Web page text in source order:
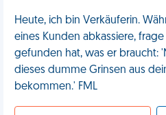
Heute, ich bin Verkäuferin.
eines Kunden abkassiere,
gefunden hat, was er braucht:
dieses dumme Grinsen aus
bekommen.' FML